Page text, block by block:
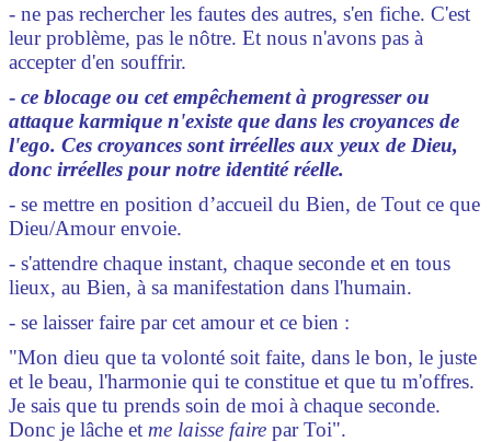
- ne pas rechercher les fautes des autres, s'en fiche. C'est
leur problème, pas le nôtre. Et nous n'avons pas à
accepter d'en souffrir.
-ce blocage ou cet empêchement à progresser ou
attaque karmique n'existe que dans les croyances de
l'ego. Ces croyances sont irréelles aux yeux de Dieu,
donc irréelles pour notre identité réelle.
- se mettre en position d’accueil du Bien, de Tout ce que
Dieu/Amour envoie.
-s'attendre chaque instant, chaque seconde et en tous
lieux, au Bien, à sa manifestation dans l'humain.
- se laisser faire par cet amour et ce bien :
"Mon dieu que ta volonté soit faite, dans le bon, le juste
et le beau, l'harmonie qui te constitue et que tu m'offres.
Je sais que tu prends soin de moi à chaque seconde.
Donc je lâche et me laisse faire par Toi".